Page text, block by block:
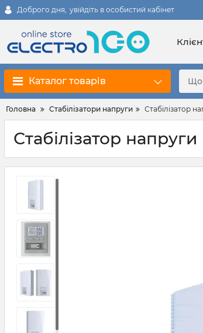
Доброго дня, увійдіть в особистий кабінет
Каталог товарів
Головна Стабілізатори напруги Стабілізатор
Стабілізатор